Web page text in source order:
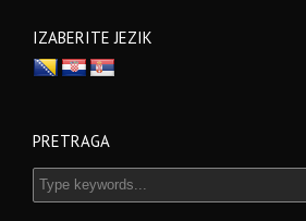
IZABERITE JEZIK
PRETRAGA